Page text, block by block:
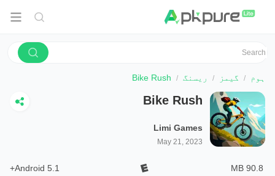
ہوم گیمز ریسنگ Bike Rush
Bike Rush
Limi Games
May 21, 2023
90.8 MB
Android 5.1+